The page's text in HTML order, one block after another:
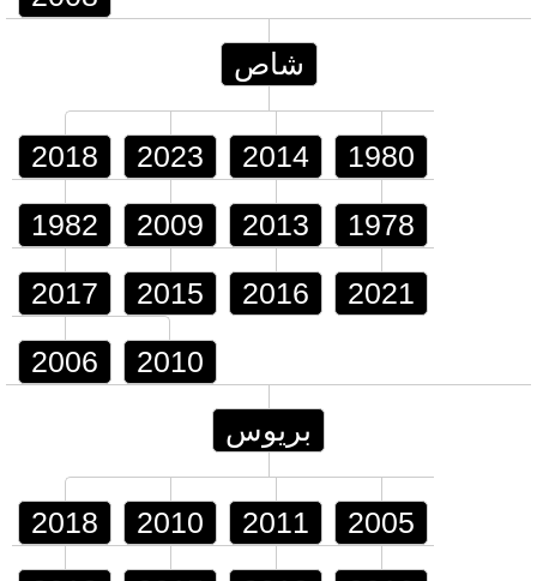
شاص
2018 2023 2014 1980
1982 2009 2013 1978
2017 2015 2016 2021
2006 2010
بريوس
2018 2010 2011 2005